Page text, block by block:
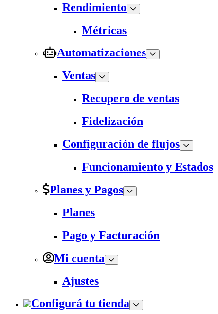
Rendimiento
Métricas
Automatizaciones
Ventas
Recupero de ventas
Fidelización
Configuración de flujos
Funcionamiento y Estados
Planes y Pagos
Planes
Pago y Facturación
Mi cuenta
Ajustes
Configurá tu tienda